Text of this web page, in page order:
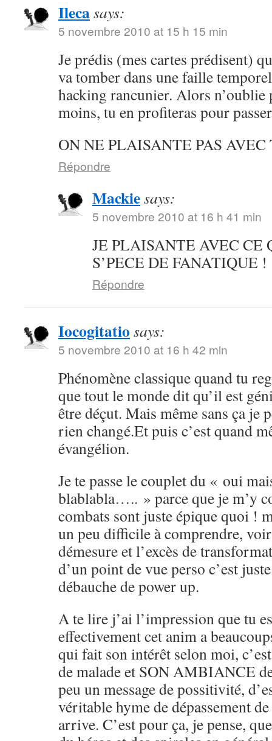
Ilecasays:
5 novembre 2010 at 15 h 15 min
Je prédis (mes cartes prédisent)
va tomber dans une faille
hacking rancunier. Alors n’oublie
moins, tu en profiteras pour
ON NE PLAISANTE PAS
Répondre
Mackiesays:
5 novembre 2010 at 16 h 41 min
JE PLAISANTE AVEC CE
S’PECE DE FANATIQUE !
Répondre
Iocogitatio says:
5 novembre 2010 at 16 h 42 min
Phénomène classique quand tu
que tout le monde dit qu’il est
être déçut. Mais même sans ça je
rien changé.Et puis c’est quand
évangélion.
Je te passe le couplet du « oui
blablabla….. » parce que je m’y
combats sont juste épique quoi !
un peu difficile à comprendre,
démesure et l’excès de
d’un point de vue perso c’est
débauche de power up.
A te lire j’ai l’impression que tu
effectivement cet anim a
qui fait son intérêt selon moi,
de malade et SON AMBIANCE
peu un message de possitivité,
véritable hyme de dépassement
arrive. C’est pour ça, je pense,